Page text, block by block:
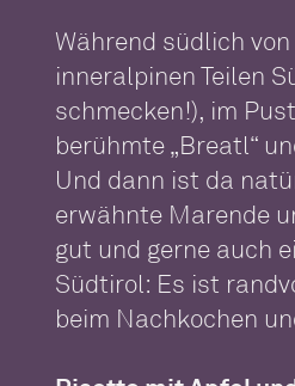
Während südlich
inneralpinen Teilen
schmecken!), im
berühmte „Breatl“
Und dann ist da
erwähnte Marende
gut und gerne auch
Südtirol: Es ist
beim Nachkochen